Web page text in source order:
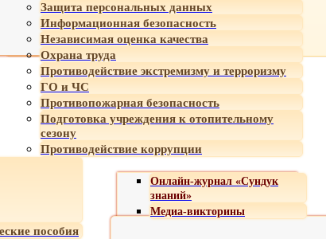
Защита персональных данных
Информационная безопасность
Независимая оценка качества
Охрана труда
Противодействие экстремизму и терроризму
ГО и ЧС
Противопожарная безопасность
Подготовка учреждения к отопительному
сезону
Противодействие коррупции
Онлайн-журнал «Сундук
знаний»
Медиа-викторины
пособия